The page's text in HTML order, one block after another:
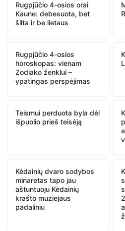
Rugpjūčio 4-osios orai
Kaune: debesuota, bet
šilta ir be lietaus
Rugpjūčio 4-osios
horoskopas: vienam
Zodiako ženklui –
ypatingas perspėjimas
Teismui perduota byla dėl
išpuolio prieš teisėją
Kėdainių dvaro sodybos
minaretas tapo jau
aštuntuoju Kėdainių
krašto muziejaus
padaliniu